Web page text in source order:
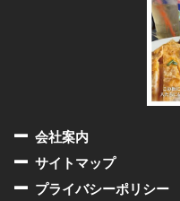
会社案内
サイトマップ
プライバシーポリシー